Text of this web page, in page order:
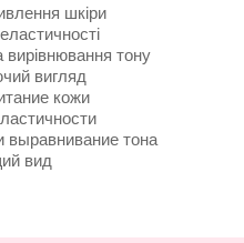
шкіри
тону
вигляд
кожи
выравнивание тона
вид